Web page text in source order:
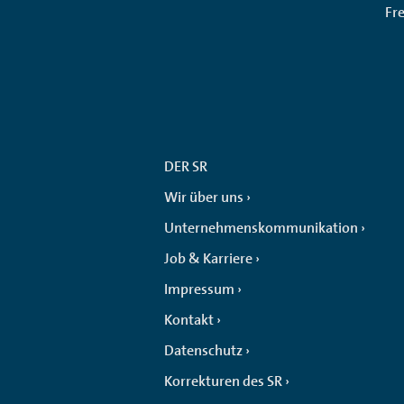
DER SR
Wir über uns
Unternehmenskommunikation
Job & Karriere
Impressum
Kontakt
Datenschutz
Korrekturen des SR